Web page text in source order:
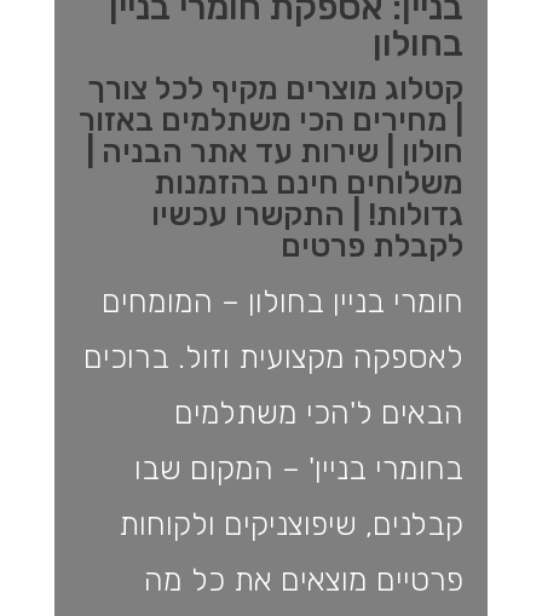
בחולון
קטלוג מוצרים מקיף לכל צורך
| מחירים הכי משתלמים באזור
חולון | שירות עד אתר הבניה |
משלוחים חינם בהזמנות
גדולות! | התקשרו עכשיו
לקבלת פרטים
חומרי בניין בחולון – המומחים
לאספקה מקצועית וזול. ברוכים
הבאים ל'הכי משתלמים
בחומרי בניין' – המקום שבו
קבלנים, שיפוצניקים ולקוחות
פרטיים מוצאים את כל מה